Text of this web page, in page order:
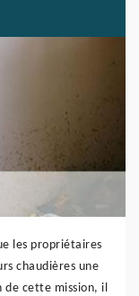
les propriétaires
chaudières une
de cette mission, il